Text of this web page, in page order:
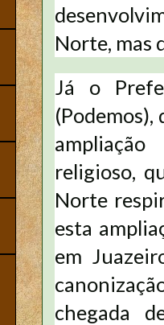
Norte, mas
Já o
(Podemos),
religioso,
Norte
esta
em
chegada